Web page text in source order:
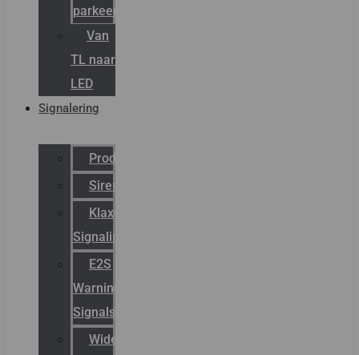
parkeergarage
Van
TL naar
LED
Signalering
Productcatalogus
Sirena
Klaxon
Signaling
E2S
Warning
Signals
Wide